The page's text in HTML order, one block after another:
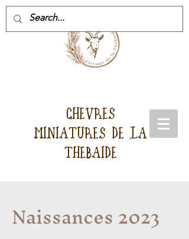
CHEVRES
MINIATURES DE LA
THEBAIDE
Naissances 2023